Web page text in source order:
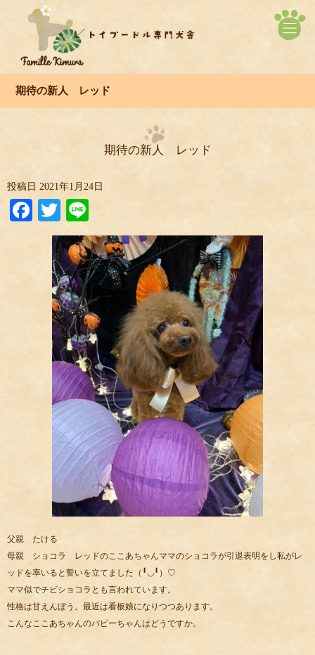
期待の新人 レッド
期待の新人 レッド
投稿日 2021年1月24日
Facebook
Twitter
父親 たける
母親 ショコラ レッドのここあちゃんママのショコラが引退表明をし私がレ
ッドを率いると誓いを立てました（╹◡╹）♡
ママ似でチビショコラとも言われています。
性格は甘えんぼう。最近は看板娘になりつつあります。
こんなここあちゃんのパピーちゃんはどうですか。